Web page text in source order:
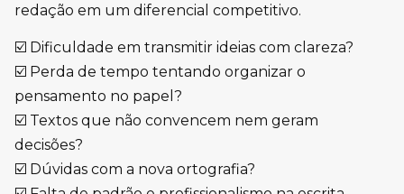
redação em um diferencial competitivo.
☑️ Dificuldade em transmitir ideias com clareza?
☑️ Perda de tempo tentando organizar o
pensamento no papel?
☑️ Textos que não convencem nem geram
decisões?
☑️ Dúvidas com a nova ortografia?